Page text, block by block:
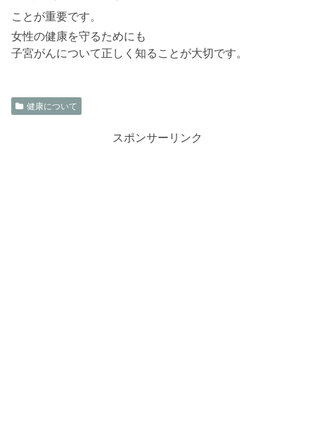
ことが重要です。
女性の健康を守るためにも
子宮がんについて正しく知ることが大切です。
健康について
スポンサーリンク